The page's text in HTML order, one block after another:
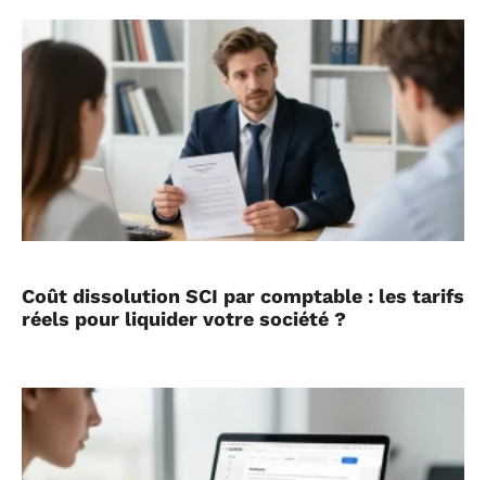
Coût dissolution SCI par comptable : les tarifs
réels pour liquider votre société ?